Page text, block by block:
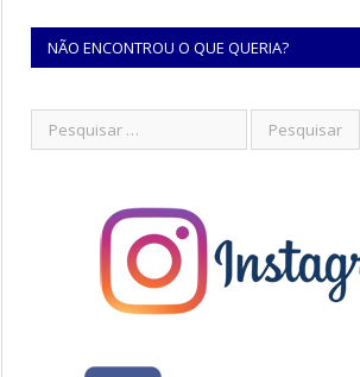
NÃO ENCONTROU O QUE QUERIA?